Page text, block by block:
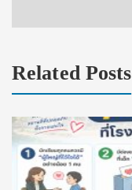
Related Posts